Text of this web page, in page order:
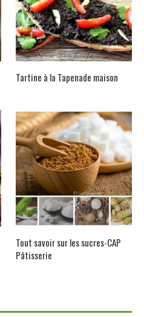
Tartine à la Tapenade maison
Tout savoir sur les sucres-CAP
Pâtisserie